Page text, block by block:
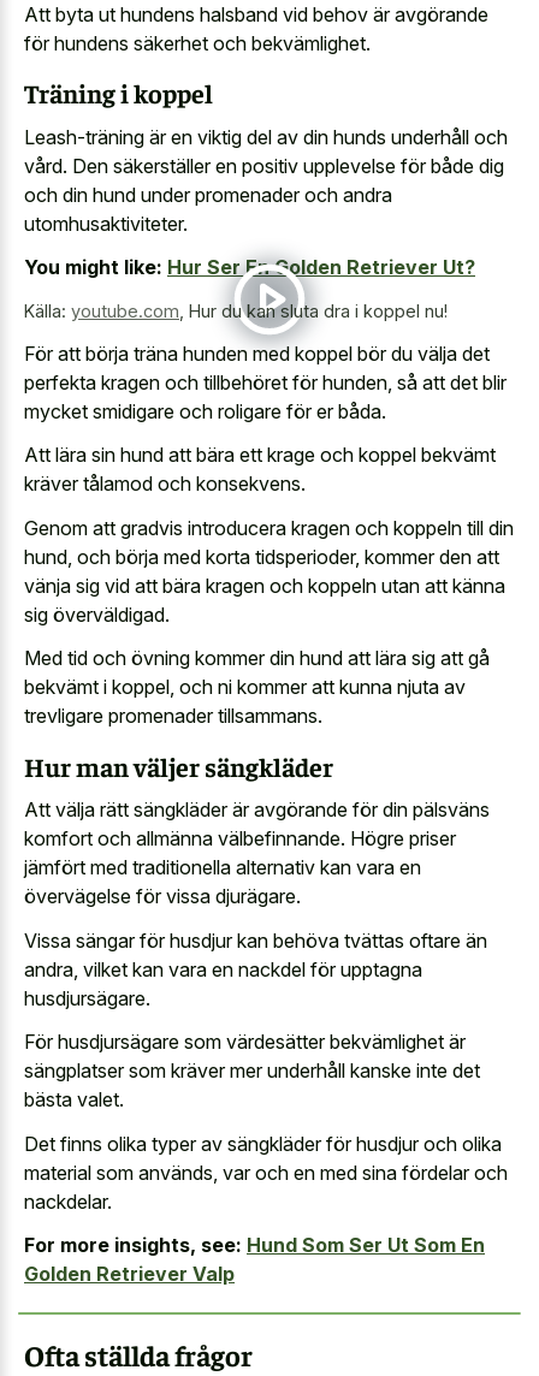
Att byta ut hundens halsband vid behov är avgörande
för hundens säkerhet och bekvämlighet.
Träning i koppel
Leash-träning är en viktig del av din hunds underhåll och
vård. Den säkerställer en positiv upplevelse för både dig
och din hund under promenader och andra
utomhusaktiviteter.
You might like: Hur Ser En Golden Retriever Ut?
Källa: youtube.com, Hur du kan sluta dra i koppel nu!
För att börja träna hunden med koppel bör du välja det
perfekta kragen och tillbehöret för hunden, så att det blir
mycket smidigare och roligare för er båda.
Att lära sin hund att bära ett krage och koppel bekvämt
kräver tålamod och konsekvens.
Genom att gradvis introducera kragen och koppeln till din
hund, och börja med korta tidsperioder, kommer den att
vänja sig vid att bära kragen och koppeln utan att känna
sig överväldigad.
Med tid och övning kommer din hund att lära sig att gå
bekvämt i koppel, och ni kommer att kunna njuta av
trevligare promenader tillsammans.
Hur man väljer sängkläder
Att välja rätt sängkläder är avgörande för din pälsväns
komfort och allmänna välbefinnande. Högre priser
jämfört med traditionella alternativ kan vara en
övervägelse för vissa djurägare.
Vissa sängar för husdjur kan behöva tvättas oftare än
andra, vilket kan vara en nackdel för upptagna
husdjursägare.
För husdjursägare som värdesätter bekvämlighet är
sängplatser som kräver mer underhåll kanske inte det
bästa valet.
Det finns olika typer av sängkläder för husdjur och olika
material som används, var och en med sina fördelar och
nackdelar.
For more insights, see: Hund Som Ser Ut Som En
Golden Retriever Valp
Ofta ställda frågor